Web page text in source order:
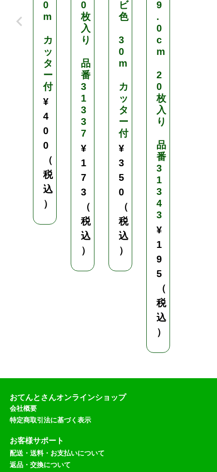
0
m
カ
ッ
タ
ー
付
¥
4
0
0
（
税
込
）
0
枚
入
り
品
番
3
1
3
3
7
¥
1
7
3
（
税
込
）
ビ
色
3
0
m
カ
ッ
タ
ー
付
¥
3
5
0
（
税
込
）
9
.
0
c
m
2
0
枚
入
り
品
番
3
1
3
4
3
¥
1
9
5
（
税
込
）
おてんとさんオンラインショップ
会社概要
特定商取引法に基づく表示
お客様サポート
配送・送料・お支払いについて
返品・交換について